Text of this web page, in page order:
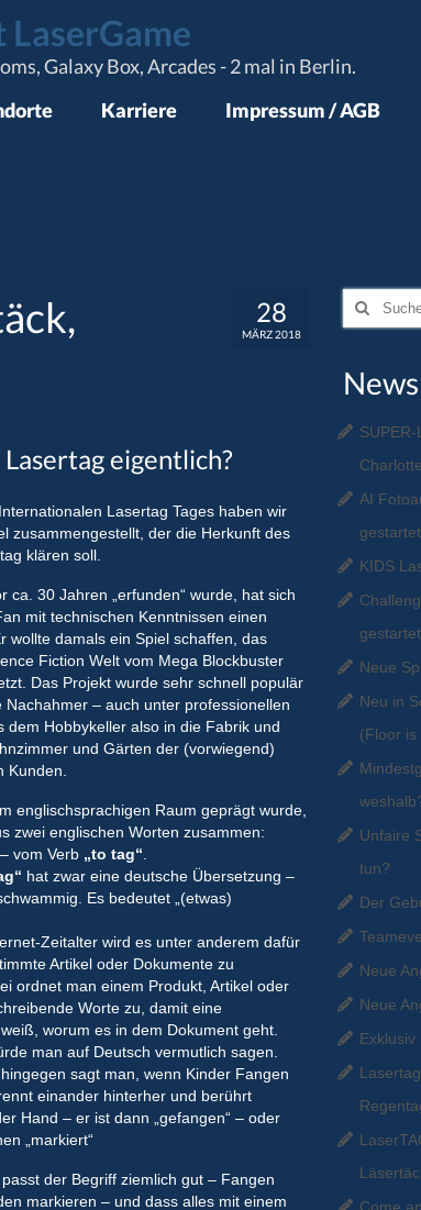
Galaxy Box, Arcades - 2 mal in Berlin.
Karriere Impressum / AGB
28
MÄRZ 2018
eigentlich?
Lasertag Tages haben wir
zusammengestellt, der die Herkunft des
klären soll.
ca. 30 Jahren „erfunden“ wurde, hat sich
mit technischen Kenntnissen einen
wollte damals ein Spiel schaffen, das
Fiction Welt vom Mega Blockbuster
Das Projekt wurde sehr schnell populär
Nachahmer – auch unter professionellen
dem Hobbykeller also in die Fabrik und
und Gärten der (vorwiegend)
Kunden.
englischsprachigen Raum geprägt wurde,
zwei englischen Worten zusammen:
– vom Verb „to tag“
hat zwar eine deutsche Übersetzung –
Es bedeutet „(etwas)
Zeitalter wird es unter anderem dafür
Artikel oder Dokumente zu
ordnet man einem Produkt, Artikel oder
Worte zu, damit eine
worum es in dem Dokument geht.
man auf Deutsch vermutlich sagen.
hingegen sagt man, wenn Kinder Fangen
einander hinterher und berührt
Hand – er ist dann „gefangen“ – oder
„markiert“
der Begriff ziemlich gut – Fangen
markieren – und dass alles mit einem
Suchen
nach:
News
AI
gestartet
KIDS
gestartet
Neue
Neu in
(Floor is
Unfaire
tun?
Der
Neue
Neue
Exklusiv